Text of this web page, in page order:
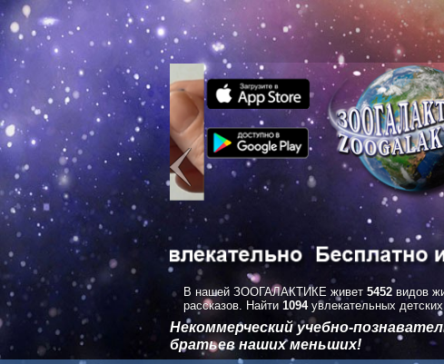
В нашей ЗООГАЛАКТИКЕ живет 5452 видов
рассказов. Найти 1094увлекательных детских
Некоммерческий учебно-
братьев наших меньших!